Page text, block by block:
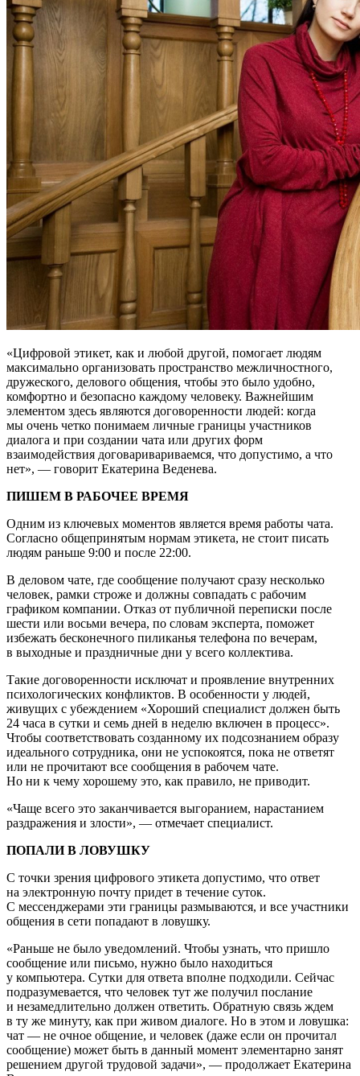
«Цифровой этикет, как и любой другой, помогает людям
максимально организовать пространство межличностного,
дружеского, делового общения, чтобы это было удобно,
комфортно и безопасно каждому человеку. Важнейшим
элементом здесь являются договоренности людей: когда
мы очень четко понимаем личные границы участников
диалога и при создании чата или других форм
взаимодействия договаривариваемся, что допустимо, а что
нет», — говорит Екатерина Веденева.
ПИШЕМ В РАБОЧЕЕ ВРЕМЯ
Одним из ключевых моментов является время работы чата.
Согласно общепринятым нормам этикета, не стоит писать
людям раньше 9:00 и после 22:00.
В деловом чате, где сообщение получают сразу несколько
человек, рамки строже и должны совпадать с рабочим
графиком компании. Отказ от публичной переписки после
шести или восьми вечера, по словам эксперта, поможет
избежать бесконечного пиликанья телефона по вечерам,
в выходные и праздничные дни у всего коллектива.
Такие договоренности исключат и проявление внутренних
психологических конфликтов. В особенности у людей,
живущих с убеждением «Хороший специалист должен быть
24 часа в сутки и семь дней в неделю включен в процесс».
Чтобы соответствовать созданному их подсознанием образу
идеального сотрудника, они не успокоятся, пока не ответят
или не прочитают все сообщения в рабочем чате.
Но ни к чему хорошему это, как правило, не приводит.
«Чаще всего это заканчивается выгоранием, нарастанием
раздражения и злости», — отмечает специалист.
ПОПАЛИ В ЛОВУШКУ
С точки зрения цифрового этикета допустимо, что ответ
на электронную почту придет в течение суток.
С мессенджерами эти границы размываются, и все участники
общения в сети попадают в ловушку.
«Раньше не было уведомлений. Чтобы узнать, что пришло
сообщение или письмо, нужно было находиться
у компьютера. Сутки для ответа вполне подходили. Сейчас
подразумевается, что человек тут же получил послание
и незамедлительно должен ответить. Обратную связь ждем
в ту же минуту, как при живом диалоге. Но в этом и ловушка:
чат — не очное общение, и человек (даже если он прочитал
сообщение) может быть в данный момент элементарно занят
решением другой трудовой задачи», — продолжает Екатерина